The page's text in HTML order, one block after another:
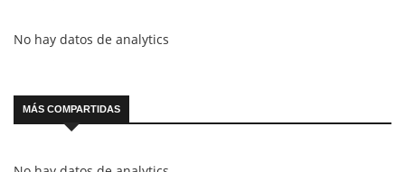
No hay datos de analytics
MÁS COMPARTIDAS